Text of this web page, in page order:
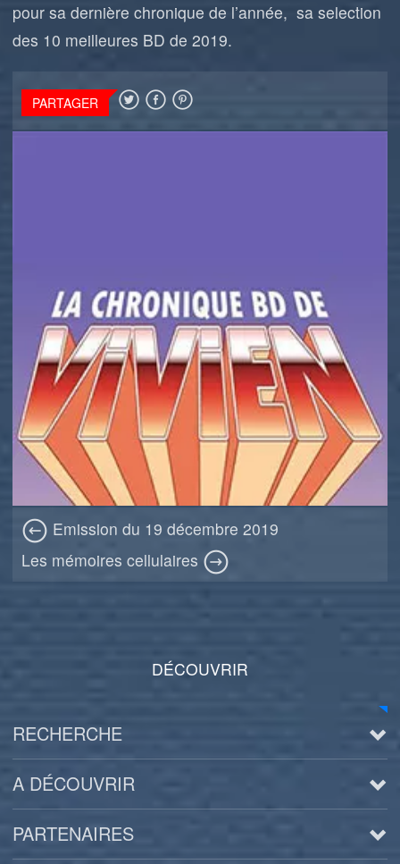
pour sa dernière chronique de l’année, sa selection
des 10 meilleures BD de 2019.
PARTAGER
Emission du 19 décembre 2019
Les mémoires cellulaires
DÉCOUVRIR
RECHERCHE
A DÉCOUVRIR
PARTENAIRES